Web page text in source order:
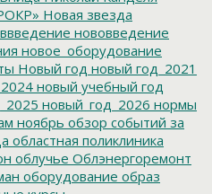
Новая звезда
нововведение
новое_оборудование
Новый год новый год_2021
новый учебный год
новый_год_2026 нормы
ноябрь обзор событий за
областная поликлиника
облучье Облэнергоремонт
оборудование образ